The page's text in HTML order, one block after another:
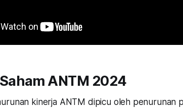
ANTM 2024
kinerja ANTM dipicu oleh penurunan